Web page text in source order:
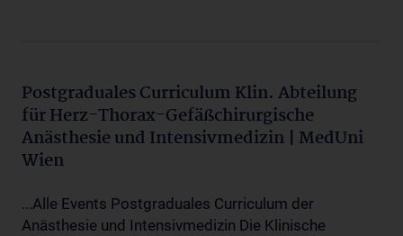
Postgraduales Curriculum Klin. Abteilung
für Herz-Thorax-Gefäßchirurgische
Anästhesie und Intensivmedizin | MedUni
Wien
...Alle Events Postgraduales Curriculum der
Anästhesie und Intensivmedizin Die Klinische